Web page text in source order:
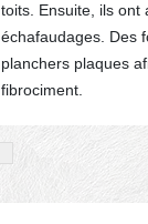
toits. Ensuite, ils ont
échafaudages. Des
planchers plaques
fibrociment.